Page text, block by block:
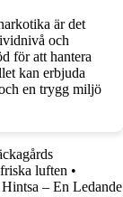
är det
och
för att hantera
kan erbjuda
en trygg miljö
luften •
– En Ledande